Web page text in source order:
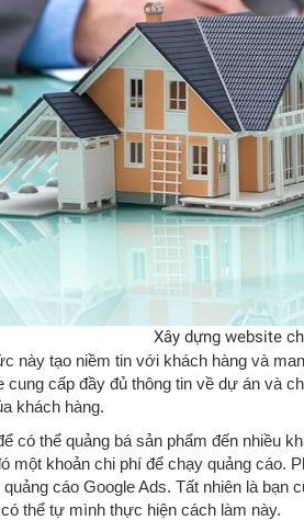
Xây dựng website
này tạo niềm tin với khách hàng và
cung cấp đầy đủ thông tin về dự án và
khách hàng.
có thể quảng bá sản phẩm đến nhiều
một khoản chi phí để chạy quảng cáo.
quảng cáo Google Ads. Tất nhiên là
thể tự mình thực hiện cách làm này.